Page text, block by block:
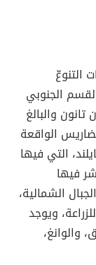
التنوعّ
الجنوبي
والبالغ
التضاريس الواقعة
التي فيها
فيها
الشمالية،
ويوجد
والوانغ،